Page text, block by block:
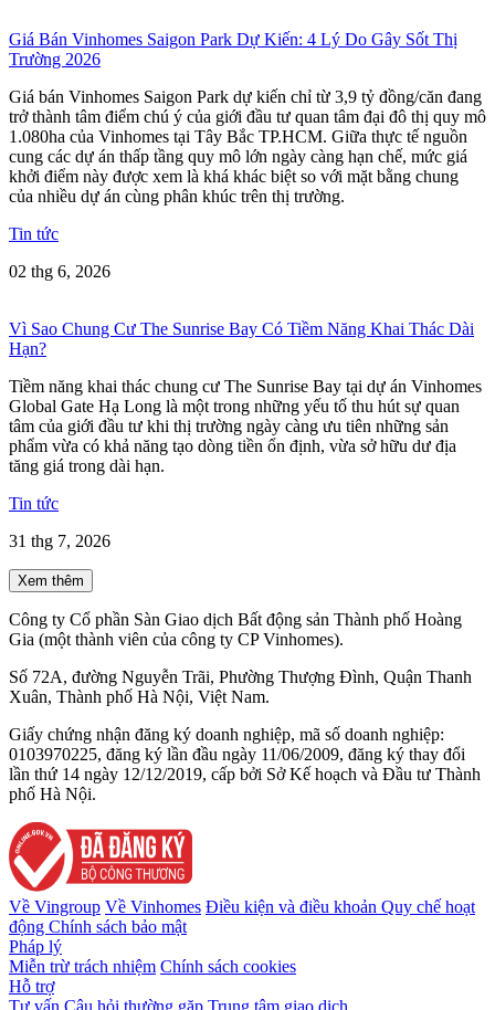
Giá Bán Vinhomes Saigon Park Dự Kiến: 4 Lý Do Gây Sốt Thị
Trường 2026
Giá bán Vinhomes Saigon Park dự kiến chỉ từ 3,9 tỷ đồng/căn đang
trở thành tâm điểm chú ý của giới đầu tư quan tâm đại đô thị quy mô
1.080ha của Vinhomes tại Tây Bắc TP.HCM. Giữa thực tế nguồn
cung các dự án thấp tầng quy mô lớn ngày càng hạn chế, mức giá
khởi điểm này được xem là khá khác biệt so với mặt bằng chung
của nhiều dự án cùng phân khúc trên thị trường.
Tin tức
02 thg 6, 2026
Vì Sao Chung Cư The Sunrise Bay Có Tiềm Năng Khai Thác Dài
Hạn?
Tiềm năng khai thác chung cư The Sunrise Bay tại dự án Vinhomes
Global Gate Hạ Long là một trong những yếu tố thu hút sự quan
tâm của giới đầu tư khi thị trường ngày càng ưu tiên những sản
phẩm vừa có khả năng tạo dòng tiền ổn định, vừa sở hữu dư địa
tăng giá trong dài hạn.
Tin tức
31 thg 7, 2026
Xem thêm
Công ty Cổ phần Sàn Giao dịch Bất động sản Thành phố Hoàng
Gia (một thành viên của công ty CP Vinhomes).
Số 72A, đường Nguyễn Trãi, Phường Thượng Đình, Quận Thanh
Xuân, Thành phố Hà Nội, Việt Nam.
Giấy chứng nhận đăng ký doanh nghiệp, mã số doanh nghiệp:
0103970225, đăng ký lần đầu ngày 11/06/2009, đăng ký thay đổi
lần thứ 14 ngày 12/12/2019, cấp bởi Sở Kế hoạch và Đầu tư Thành
phố Hà Nội.
Về Vingroup Về Vinhomes Điều kiện và điều khoản Quy chế hoạt
động Chính sách bảo mật
Pháp lý
Miễn trừ trách nhiệm Chính sách cookies
Hỗ trợ